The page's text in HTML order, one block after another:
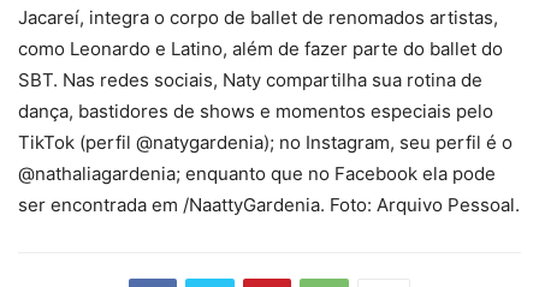
Jacareí, integra o corpo de ballet de renomados artistas,
como Leonardo e Latino, além de fazer parte do ballet do
SBT. Nas redes sociais, Naty compartilha sua rotina de
dança, bastidores de shows e momentos especiais pelo
TikTok (perfil @natygardenia); no Instagram, seu perfil é o
@nathaliagardenia; enquanto que no Facebook ela pode
ser encontrada em /NaattyGardenia. Foto: Arquivo Pessoal.